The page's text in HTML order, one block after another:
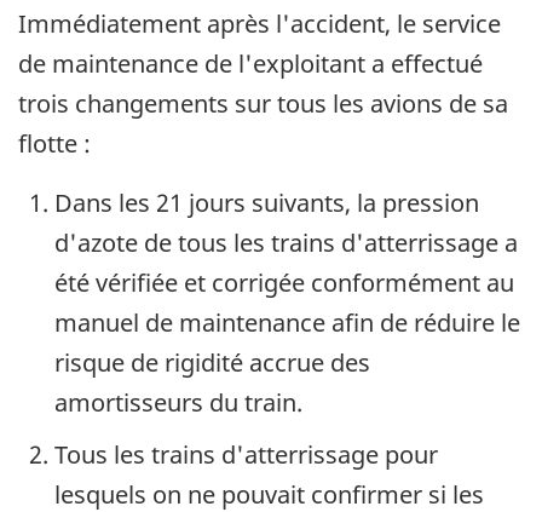
Immédiatement après l'accident, le service
de maintenance de l'exploitant a effectué
trois changements sur tous les avions de sa
flotte :
Dans les 21 jours suivants, la pression
d'azote de tous les trains d'atterrissage a
été vérifiée et corrigée conformément au
manuel de maintenance afin de réduire le
risque de rigidité accrue des
amortisseurs du train.
Tous les trains d'atterrissage pour
lesquels on ne pouvait confirmer si les